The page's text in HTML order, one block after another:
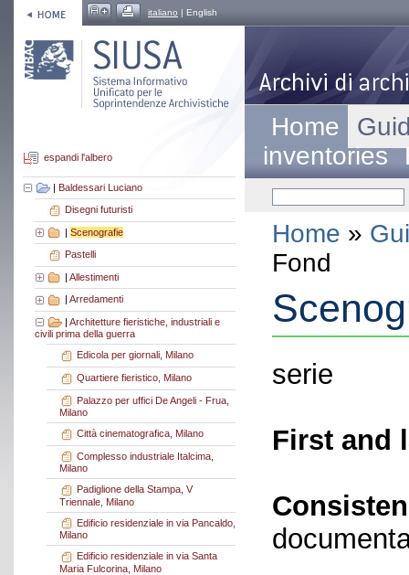
italiano | English
espandi l'albero
| Baldessari Luciano
Disegni futuristi
| Scenografie
Pastelli
| Allestimenti
Arredamenti
| Architetture fieristiche, industriali e
civili prima della guerra
Edicola per giornali, Milano
Quartiere fieristico, Milano
Palazzo per uffici De Angeli - Frua,
Milano
Città cinematografica, Milano
Complesso industriale Italcima,
Milano
Padiglione della Stampa, V
Triennale, Milano
Edificio residenziale in via Pancaldo,
Milano
Edificio residenziale in via Santa
Maria Fulcorina, Milano
Home
inventories
Home »
Fond
serie
First and